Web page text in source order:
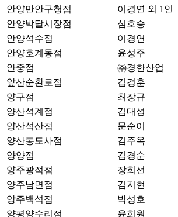
안양만안구청점
이경연 외 1인
안양박달시장점
심호승
안양석수점
이경연
안양호계동점
윤성주
안중점
㈜경한산업
앞산순환로점
김경훈
양구점
최장규
양산석계점
김대성
양산석산점
문순이
양산통도사점
김주옥
양양점
김경순
양주광적점
장희선
양주남면점
김지현
양주백석점
박성호
양평양수리점
윤희원